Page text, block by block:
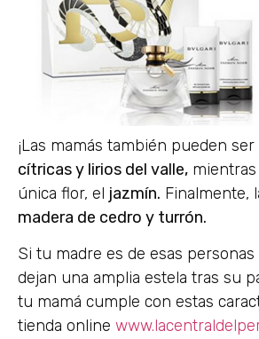
¡Las mamás también pueden
cítricas y lirios del valle,
única flor, el jazmín. Finalmente,
madera de cedro y turrón.
Si tu madre es de esas
dejan una amplia estela tras su
tu mamá cumple con estas
tienda online